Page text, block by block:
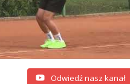
Odwiedź nasz kanał